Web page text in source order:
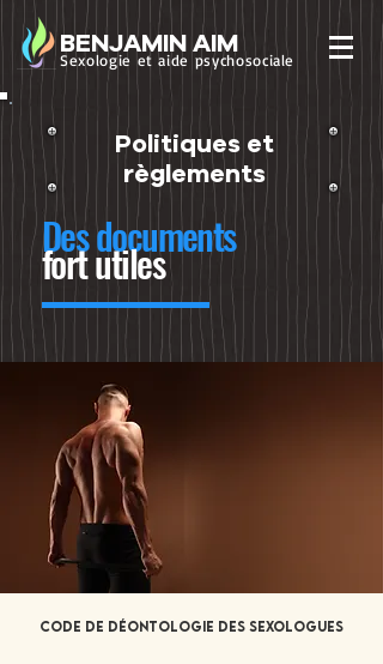
BENJAMIN AIM
Sexologie et aide psychosociale
Politiques et
règlements
Des documents
fort utiles
Code de déontologie des sexologues